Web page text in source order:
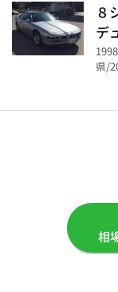
８
デ
県/
相